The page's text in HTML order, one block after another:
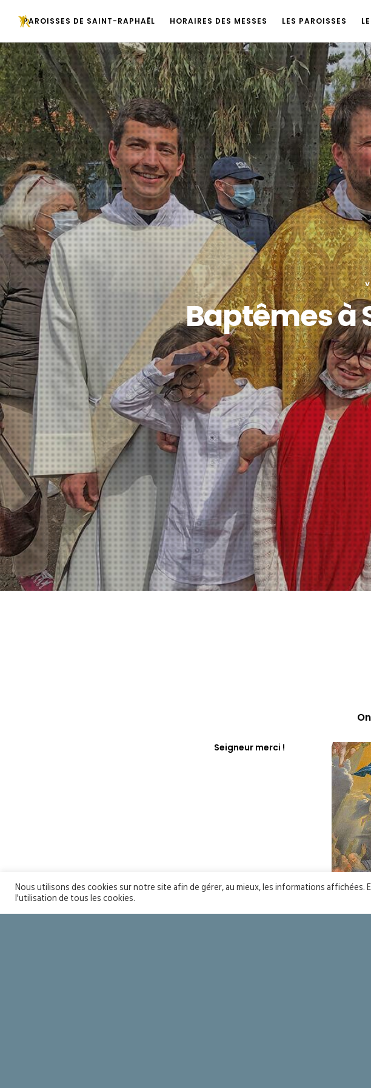
PAROISSES DE SAINT-RAPHAËL HORAIRES DES MESSES LES PAROISSES
Baptêmes à
Seigneur merci !
Nous utilisons des cookies sur notre site afin de gérer, au mieux, les informations affichées.
l'utilisation de tous les cookies.